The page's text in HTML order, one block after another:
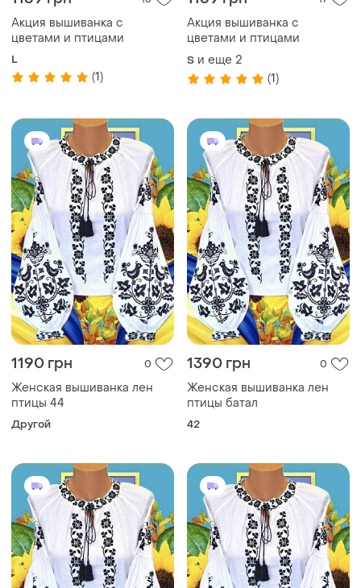
Акция вышиванка с
цветами и птицами
L
(1)
Акция вышиванка с
цветами и птицами
S и еще 2
(1)
1190 грн 0
Женская вышиванка лен
птицы 44
Другой
1390 грн 0
Женская вышиванка лен
птицы батал
42